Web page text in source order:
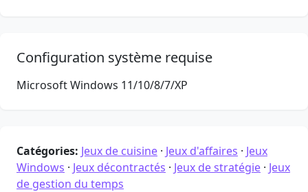
Configuration système requise
Microsoft Windows 11/10/8/7/XP
Catégories: Jeux de cuisine · Jeux d'affaires · Jeux
Windows · Jeux décontractés · Jeux de stratégie · Jeux
de gestion du temps